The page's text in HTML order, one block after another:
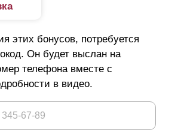
этих бонусов, потребуется
Он будет выслан на
телефона вместе с
в видео.